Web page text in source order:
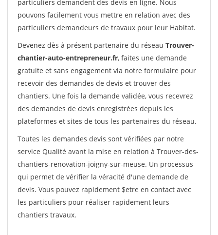
particuliers demandent des devis en ligne. Nous
pouvons facilement vous mettre en relation avec des
particuliers demandeurs de travaux pour leur Habitat.
Devenez dès à présent partenaire du réseau Trouver-
chantier-auto-entrepreneur.fr, faites une demande
gratuite et sans engagement via notre formulaire pour
recevoir des demandes de devis et trouver des
chantiers. Une fois la demande validée, vous recevrez
des demandes de devis enregistrées depuis les
plateformes et sites de tous les partenaires du réseau.
Toutes les demandes devis sont vérifiées par notre
service Qualité avant la mise en relation à Trouver-des-
chantiers-renovation-joigny-sur-meuse. Un processus
qui permet de vérifier la véracité d'une demande de
devis. Vous pouvez rapidement $etre en contact avec
les particuliers pour réaliser rapidement leurs
chantiers travaux.